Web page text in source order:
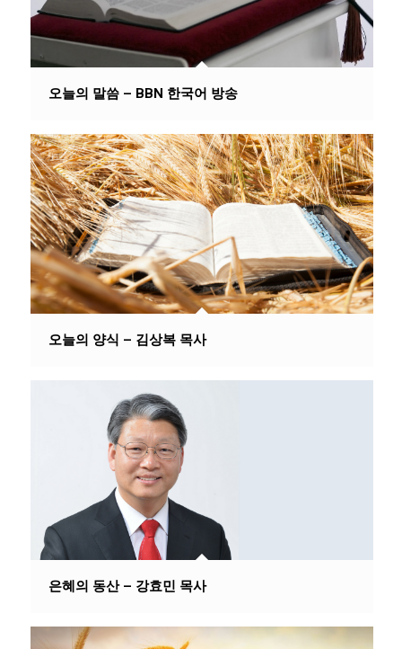
오늘의 말씀 – BBN 한국어 방송
오늘의 양식 – 김상복 목사
은혜의 동산 – 강효민 목사